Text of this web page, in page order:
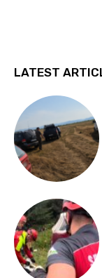
LATEST